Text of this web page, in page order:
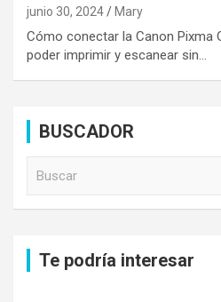
junio 30, 2024 Mary
Cómo conectar la Canon Pixma
poder imprimir y escanear sin…
BUSCADOR
Te podría interesar